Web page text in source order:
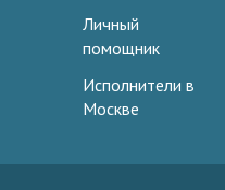
Личный
помощник
Исполнители в
Москве